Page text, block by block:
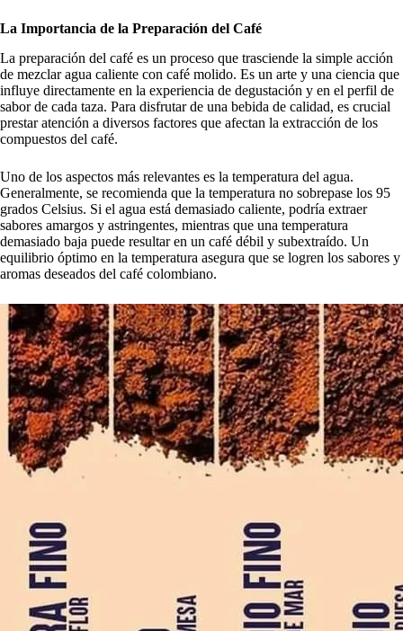
La Importancia de la Preparación del Café
La preparación del café es un proceso que trasciende la simple acción
de mezclar agua caliente con café molido. Es un arte y una ciencia que
influye directamente en la experiencia de degustación y en el perfil de
sabor de cada taza. Para disfrutar de una bebida de calidad, es crucial
prestar atención a diversos factores que afectan la extracción de los
compuestos del café.
Uno de los aspectos más relevantes es la temperatura del agua.
Generalmente, se recomienda que la temperatura no sobrepase los 95
grados Celsius. Si el agua está demasiado caliente, podría extraer
sabores amargos y astringentes, mientras que una temperatura
demasiado baja puede resultar en un café débil y subextraído. Un
equilibrio óptimo en la temperatura asegura que se logren los sabores y
aromas deseados del café colombiano.